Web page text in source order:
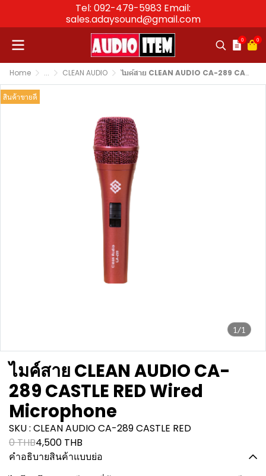
Tel: 092-479-5983 Email:
sales.adaysound@gmail.com
0 0
Home ... CLEAN AUDIO ไมค์สาย CLEAN AUDIO CA-289 CASTLE RED Wired Microphone
1/1
สินค้าขายดี
ไมค์สาย CLEAN AUDIO CA-
289 CASTLE RED Wired
Microphone
SKU : CLEAN AUDIO CA-289 CASTLE RED
0 THB4,500 THB
คำอธิบายสินค้าแบบย่อ